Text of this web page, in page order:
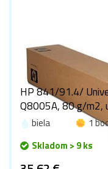
HP 841/91.4/
Q8005A, 80 g/m2,
biela
1
Skladom > 9 ks